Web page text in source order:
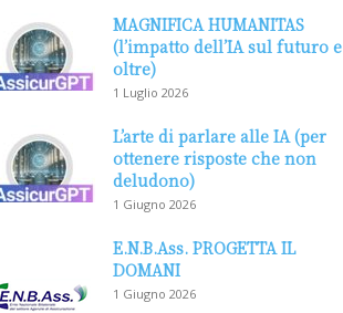
MAGNIFICA HUMANITAS
(l’impatto dell’IA sul futuro e
oltre)
1 Luglio 2026
L’arte di parlare alle IA (per
ottenere risposte che non
deludono)
1 Giugno 2026
E.N.B.Ass. PROGETTA IL
DOMANI
1 Giugno 2026